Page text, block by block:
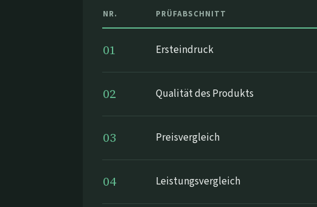
NR. PRÜFABSCHNITT
01 Ersteindruck
02 Qualität des Produkts
03 Preisvergleich
04 Leistungsvergleich